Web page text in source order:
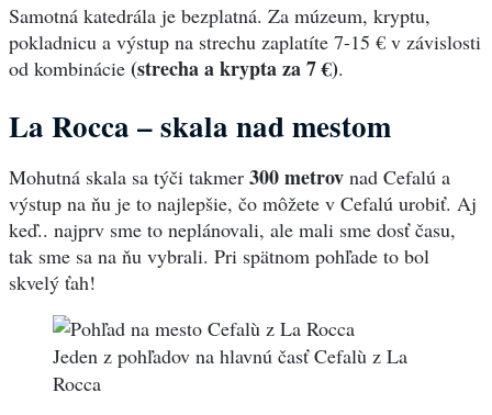
Samotná katedrála je bezplatná. Za múzeum, kryptu,
pokladnicu a výstup na strechu zaplatíte 7-15 € v závislosti
od kombinácie (strecha a krypta za 7 €).
La Rocca – skala nad mestom
Mohutná skala sa týči takmer 300 metrov nad Cefalú a
výstup na ňu je to najlepšie, čo môžete v Cefalú urobiť. Aj
keď.. najprv sme to neplánovali, ale mali sme dosť času,
tak sme sa na ňu vybrali. Pri spätnom pohľade to bol
skvelý ťah!
Jeden z pohľadov na hlavnú časť Cefalù z La
Rocca